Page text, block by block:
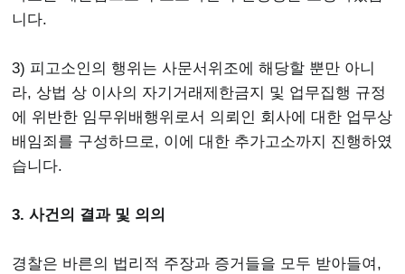
니다.
3) 피고소인의 행위는 사문서위조에 해당할 뿐만 아니
라, 상법 상 이사의 자기거래제한금지 및 업무집행 규정
에 위반한 임무위배행위로서 의뢰인 회사에 대한 업무상
배임죄를 구성하므로, 이에 대한 추가고소까지 진행하였
습니다.
3. 사건의 결과 및 의의
경찰은 바른의 법리적 주장과 증거들을 모두 받아들여,